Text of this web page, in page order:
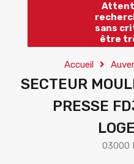
sans
être
Accueil
SECTEUR
PRESSE
03000